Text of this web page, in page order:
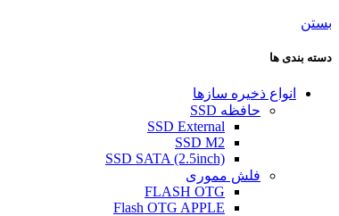
بستن
دسته بندی ها
انواع ذخیره سازها
حافظه SSD
SSD External
SSD M2
SSD SATA (2.5inch)
فلش مموری
FLASH OTG
Flash OTG APPLE